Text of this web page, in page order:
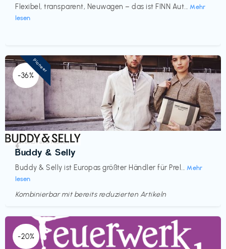
Flexibel, transparent, Neuwagen – das ist FINN Aut... Mehr
lesen
-36%
Accessoires & Fashion
Buddy & Selly
Buddy & Selly ist Europas größter Händler für Prel... Mehr
lesen
€‎
Kombinierbar mit bereits reduzierten Artikeln
Pioneer
-20%